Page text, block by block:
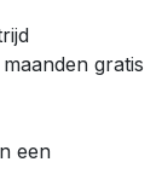
gratis
een